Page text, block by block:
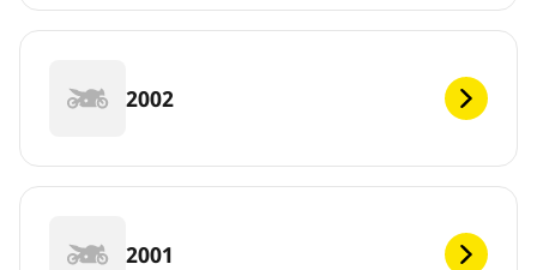
2002
2001